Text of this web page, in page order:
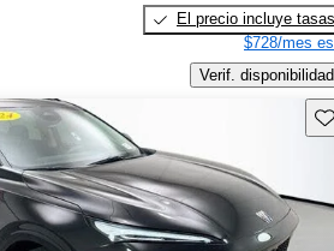
El precio incluye tasas
$728/mes
Verif. disponibilidad